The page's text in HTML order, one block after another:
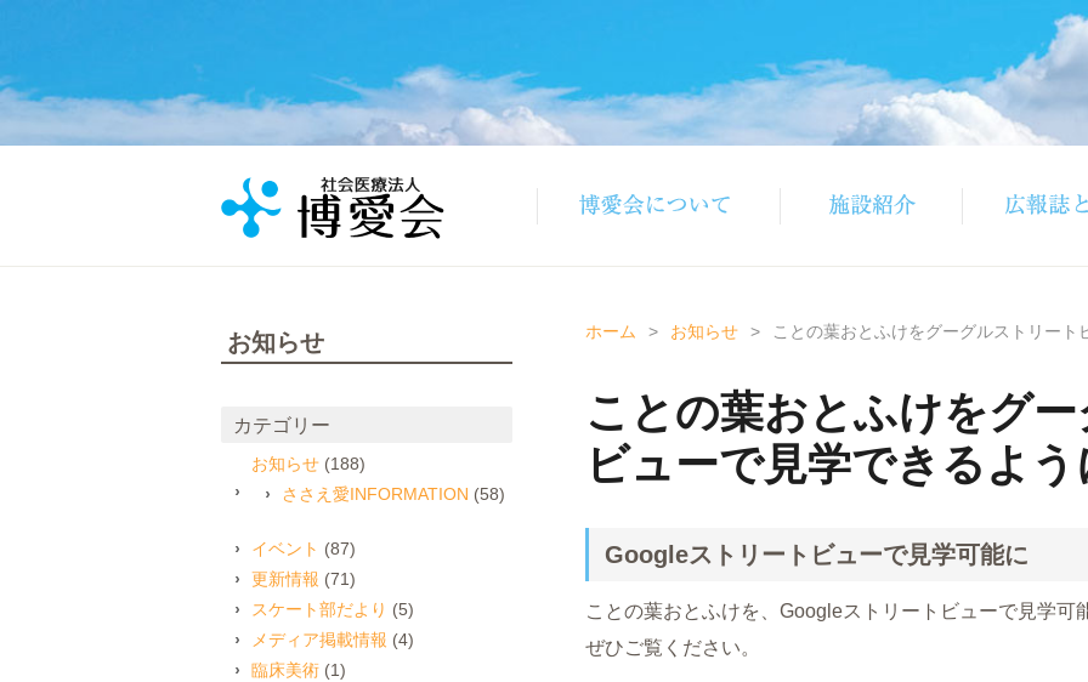
ホーム > お知らせ > ことの葉おとふけをグーグルストリー
ことの葉おとふけをグ
ビューで見学できるよ
Googleストリートビューで見学可能に
ことの葉おとふけを、Googleストリートビューで見学可
ぜひご覧ください。
お知らせ
カテゴリー
お知らせ (188)
ささえ愛INFORMATION (58)
イベント (87)
更新情報 (71)
スケート部だより (5)
メディア掲載情報 (4)
臨床美術 (1)